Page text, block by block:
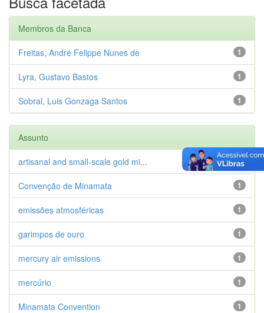
Membros da Banca
1
Freitas, André Felippe Nunes de
1
Lyra, Gustavo Bastos
1
Sobral, Luis Gonzaga Santos
Assunto
1
artisanal and small-scale gold mi...
1
Convenção de Minamata
1
emissões atmosféricas
1
garimpos de ouro
1
mercury air emissions
1
mercúrio
1
Minamata Convention